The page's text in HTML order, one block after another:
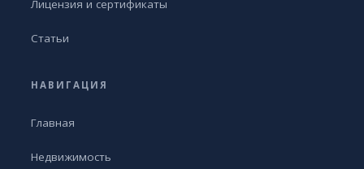
Лицензия и сертификаты
Статьи
НАВИГАЦИЯ
Главная
Недвижимость